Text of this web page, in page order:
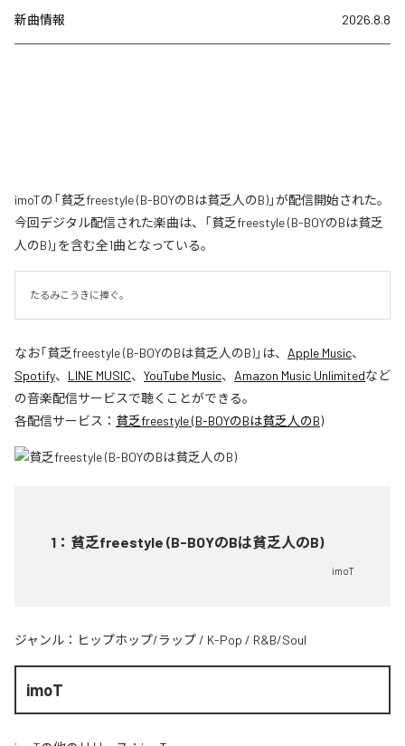
新曲情報 2026.8.8
imoTの「貧乏freestyle (B-BOYのBは貧乏人のB)」が配信開始された。
今回デジタル配信された楽曲は、「貧乏freestyle (B-BOYのBは貧乏
人のB)」を含む全1曲となっている。
たるみこうきに捧ぐ。
なお「貧乏freestyle (B-BOYのBは貧乏人のB)」は、 Apple Music、
Spotify、 LINE MUSIC、 YouTube Music、 Amazon Music Unlimitedなど
の音楽配信サービスで聴くことができる。
各配信サービス： 貧乏freestyle (B-BOYのBは貧乏人のB)
1 ： 貧乏freestyle (B-BOYのBは貧乏人のB)
imoT
ジャンル： ヒップホップ/ラップ / K-Pop / R&B/Soul
imoT